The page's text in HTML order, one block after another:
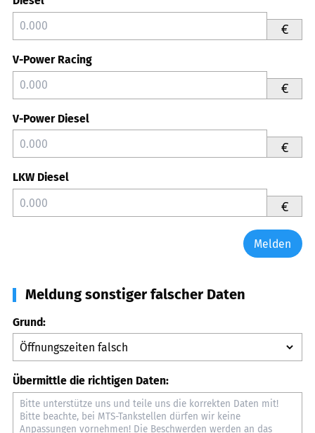
€
V-Power Racing
€
V-Power Diesel
€
LKW Diesel
€
Melden
Meldung sonstiger falscher Daten
Grund:
Übermittle die richtigen Daten: